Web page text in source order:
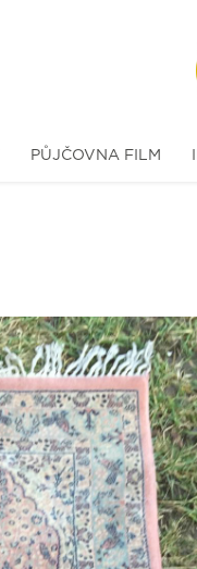
PŮJČOVNA FILM